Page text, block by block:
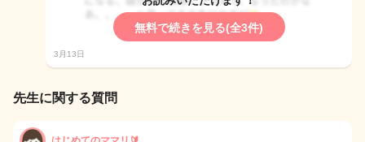
無料で続きを見る(全3件)
3月13日
先生に関する質問